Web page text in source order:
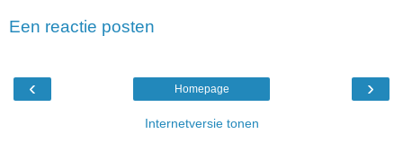
Een reactie posten
‹ ›
Homepage
Internetversie tonen